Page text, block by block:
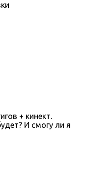
+ кинект.
И смогу ли я